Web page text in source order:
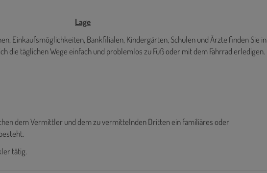
Lage
Einkaufsmöglichkeiten, Bankfilialen, Kindergärten, Schulen und Ärzte finden Sie in
die täglichen Wege einfach und problemlos zu Fuß oder mit dem Fahrrad erledigen.
dem Vermittler und dem zu vermittelnden Dritten ein familiäres oder
tätig.